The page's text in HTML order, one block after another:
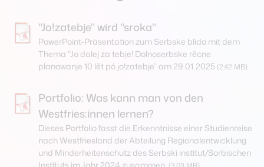
"Jo!zatebje" wird "sroka"
PowerPoint-Präsentation zum Serbske blido mit dem
Thema "Jo dalej za tebje! Dolnoserbske rěcne
planowanje 10 lět pó jo!zatebje” am 29.01.2025 (2,42 MB)
Portfolio: Was kann man von den
Westfries:innen lernen?
Dieses Portfolio fasst die Erkenntnisse einer Studienreise
nach Westfriesland der Abteilung Regionalentwicklung
und Minderheitenschutz des Serbski institut/Sorbischen